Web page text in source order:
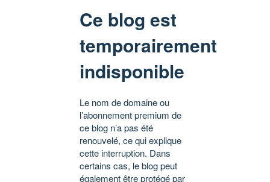
Ce blog est
temporairement
indisponible
Le nom de domaine ou
l’abonnement premium de
ce blog n’a pas été
renouvelé, ce qui explique
cette interruption. Dans
certains cas, le blog peut
également être protégé par